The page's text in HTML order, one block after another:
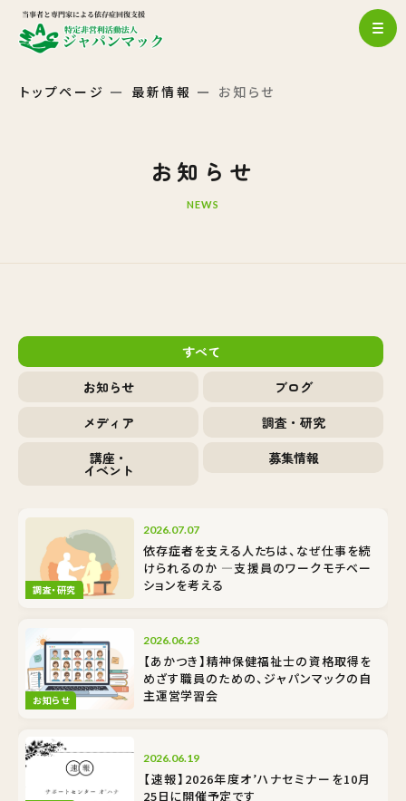
トップページ 最新情報 お知らせ
お知らせ
NEWS
すべて
お知らせ
ブログ
メディア
調査・研究
講座・
イベント
募集情報
調査・研究
2026.07.07
依存症者を支える人たちは、なぜ仕事を続
けられるのか ―支援員のワークモチベー
ションを考える
お知らせ
2026.06.23
【あかつき】精神保健福祉士の資格取得を
めざす職員のための、ジャパンマックの自
主運営学習会
2026.06.19
【速報】2026年度オ’ハナセミナーを10月
25日に開催予定です